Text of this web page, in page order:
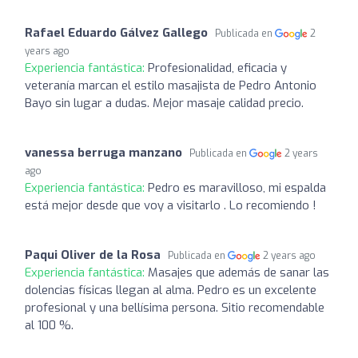
Rafael Eduardo Gálvez Gallego Publicada en
2
years ago
Experiencia fantástica: Profesionalidad, eficacia y
veteranía marcan el estilo masajista de Pedro Antonio
Bayo sin lugar a dudas. Mejor masaje calidad precio.
vanessa berruga manzano Publicada en
2 years
ago
Experiencia fantástica: Pedro es maravilloso, mi espalda
está mejor desde que voy a visitarlo . Lo recomiendo !
Paqui Oliver de la Rosa Publicada en 2 years ago
Experiencia fantástica: Masajes que además de sanar las
dolencias físicas llegan al alma. Pedro es un excelente
profesional y una bellísima persona. Sitio recomendable
al 100 %.